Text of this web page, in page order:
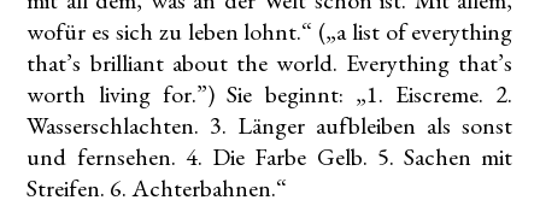
wofür es sich zu leben lohnt.“ („a list of everything
that’s brilliant about the world. Everything that’s
worth living for.”) Sie beginnt: „1. Eiscreme. 2.
Wasserschlachten. 3. Länger aufbleiben als sonst
und fernsehen. 4. Die Farbe Gelb. 5. Sachen mit
Streifen. 6. Achterbahnen.“